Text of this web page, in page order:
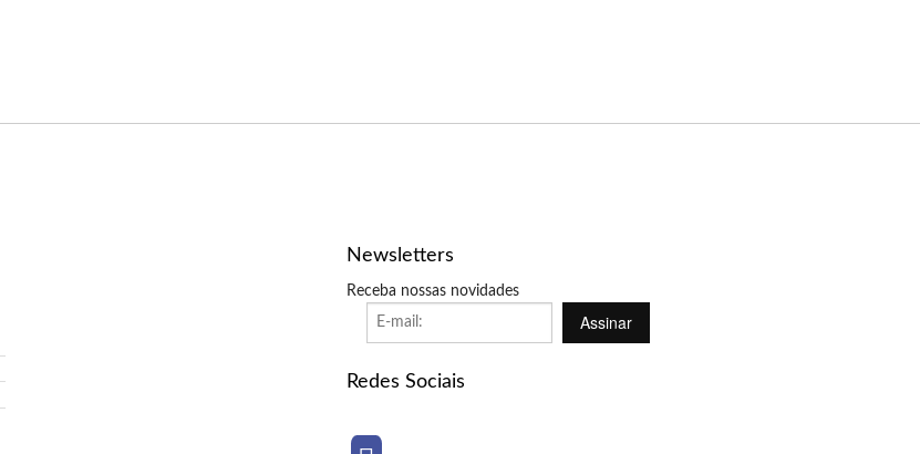
Newsletters
Receba nossas novidades
Assinar
Redes Sociais